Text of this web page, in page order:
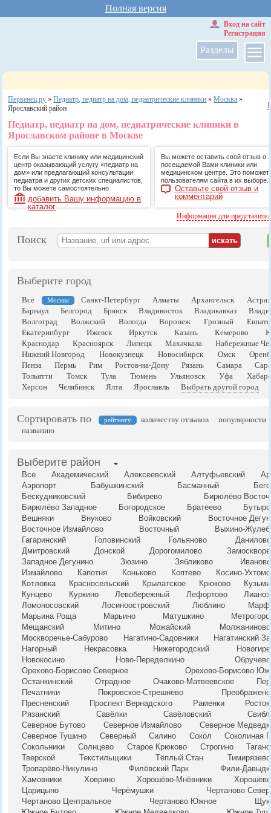
Полная версия
Разделы
Вход на сайт
Регистрация
Первенец.ру »Педиатр, педиатр на дом, педиатрические клиники »Москва »
Ярославский район
Педиатр, педиатр на дом, педиатрические клиники в
Ярославском районе в Москве
Если Вы знаете клинику или медицинский
центр оказывающий услугу «педиатр на
дом» или предлагающий консультации
педиатра и других детских специалистов,
то Вы можете самостоятельно
добавить Вашу информацию в
каталог
.
Вы можете оставить свой отзыв о
посещаемой Вами клиники или
медицинском центре. Это поможет
пользователям сайта в их выборе.
Оставьте свой отзыв и
комментарий
Информация для
Поиск
Выберите город
Все Москва Санкт-Петербург Алматы Архангельск
Барнаул
Белгород Брянск Владивосток Владикавказ
Волгоград
Волжский Вологда Воронеж Грозный
Екатеринбург
Ижевск Иркутск Казань Кемерово
Краснодар
Красноярск Липецк Махачкала
Набережные
Нижний Новгород
Новокузнецк Новосибирск Омск
Пенза
Пермь Рим Ростов-на-Дону Рязань Самара
Тольятти
Томск Тула Тюмень Ульяновск Уфа
Херсон
Челябинск Ялта Ярославль Выбрать другой город
Сортировать по рейтингу количеству отзывов
популярности
названию
Выберите район
Все Академический Алексеевский Алтуфьевский
Аэропорт
Бабушкинский Басманный
Бескудниковский
Бибирево
Бирюлёво
Бирюлёво Западное
Богородское Братеево
Вешняки
Внуково Войковский
Восточное
Восточное Измайлово
Восточный
Выхино-
Гагаринский
Головинский Гольяново
Дмитровский
Донской Дорогомилово
Западное Дегунино
Зюзино Зябликово
Измайлово
Капотня Коньково Коптево
Косино-
Котловка
Красносельский Крылатское Крюково
Кунцево
Куркино Левобережный Лефортово
Ломоносовский
Лосиноостровский Люблино
Марьина Роща
Марьино Матушкино
Мещанский
Митино Можайский
Москворечье-Сабурово
Нагатино-Садовники
Нагатинский
Нагорный
Некрасовка Нижегородский
Новокосино
Ново-Переделкино
Орехово-Борисово Северное
Орехово-Борисово
Останкинский
Отрадное Очаково-Матвеевское
Печатники
Покровское-Стрешнево
Пресненский
Проспект Вернадского Раменки
Рязанский
Савёлки Савёловский
Северное Бутово
Северное Измайлово
Северное
Северное Тушино
Северный Силино Сокол
Соколиная
Сокольники
Солнцево Старое Крюково Строгино
Тверской
Текстильщики Тёплый Стан
Тропарёво-Никулино
Филёвский Парк
Фили-
Хамовники
Ховрино Хорошёво-Мнёвники
Царицыно
Черёмушки
Чертаново
Чертаново Центральное
Чертаново Южное